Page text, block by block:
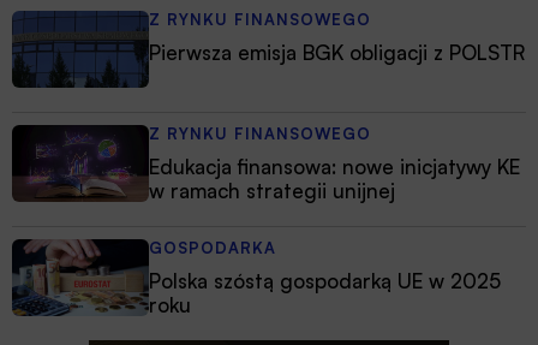
Z RYNKU FINANSOWEGO
Pierwsza emisja BGK obligacji z POLSTR
Z RYNKU FINANSOWEGO
Edukacja finansowa: nowe inicjatywy KE
w ramach strategii unijnej
GOSPODARKA
Polska szóstą gospodarką UE w 2025
roku